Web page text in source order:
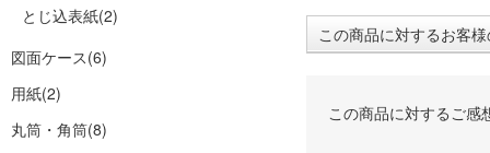
とじ込表紙(2)
図面ケース(6)
用紙(2)
丸筒・角筒(8)
この商品に対するお客
この商品に対するご感